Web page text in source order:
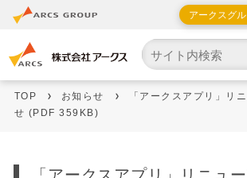
アークスグ
TOP お知らせ
「アークスアプリ」リ
せ (PDF 359KB)